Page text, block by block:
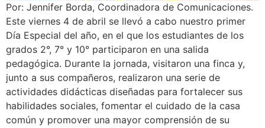
Por: Jennifer Borda, Coordinadora de Comunicaciones.
Este viernes 4 de abril se llevó a cabo nuestro primer
Día Especial del año, en el que los estudiantes de los
grados 2°, 7° y 10° participaron en una salida
pedagógica. Durante la jornada, visitaron una finca y,
junto a sus compañeros, realizaron una serie de
actividades didácticas diseñadas para fortalecer sus
habilidades sociales, fomentar el cuidado de la casa
común y promover una mayor comprensión de su